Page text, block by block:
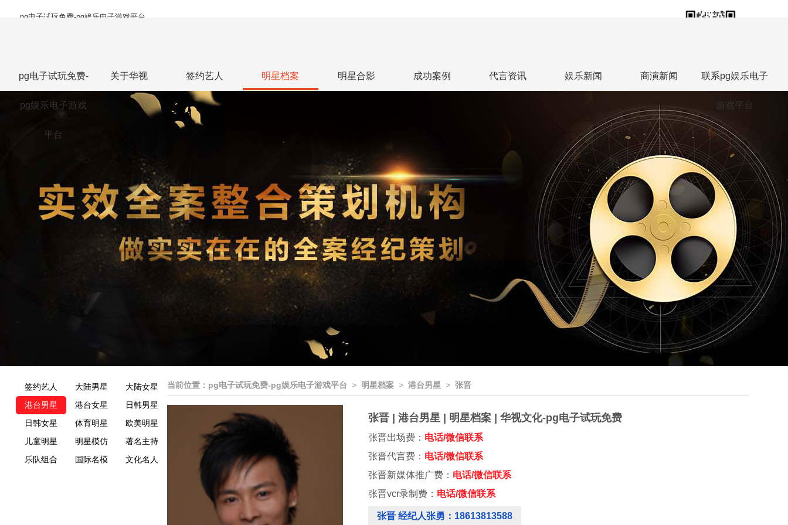
pg电子试玩免费-pg娱乐电子游戏平台
pg电子试玩免费-
pg娱乐电子游戏
平台
关于华视 签约艺人 明星档案 明星合影 成功案例 代言资讯 娱乐新闻 商演新闻 联系pg娱乐电子
游戏平台
签约艺人 大陆男星
大陆女星
港台男星
港台女星
日韩男星
日韩女星
体育明星
欧美明星
儿童明星
明星模仿
著名主持
乐队组合
国际名模 文化名人
当前位置： pg电子试玩免费-pg娱乐电子游戏平台 > 明星档案 > 港台男星 > 张晋
张晋 | 港台男星 | 明星档案 | 华视文化-pg电子试玩免费
张晋出场费： 电话/微信联系
张晋代言费： 电话/微信联系
张晋新媒体推广费： 电话/微信联系
张晋vcr录制费： 电话/微信联系
张晋 经纪人张勇：18613813588